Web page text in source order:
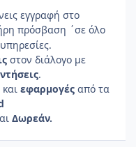
εγγραφή στο
πρόσβαση ΄σε όλο
στον διάλογο με
.
και εφαρμογέςαπό τα
Δωρεάν.